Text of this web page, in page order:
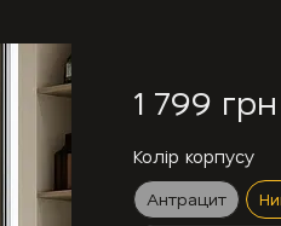
1 799 грн
Колір корпусу
Антрацит